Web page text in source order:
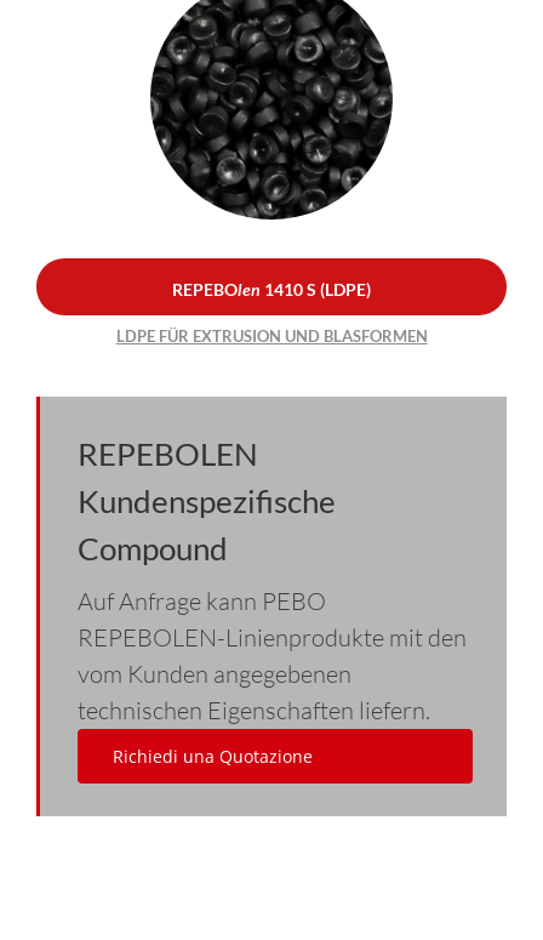
REPEBO len1410 S
(LDPE)
LDPE FÜR EXTRUSION UND
BLASFORMEN
REPEBOlen 1410 S (LDPE)
LDPE FÜR EXTRUSION UND BLASFORMEN
REPEBOLEN
Kundenspezifische
Compound
Auf Anfrage kann PEBO
REPEBOLEN-Linienprodukte mit den
vom Kunden angegebenen
technischen Eigenschaften liefern.
Richiedi una Quotazione